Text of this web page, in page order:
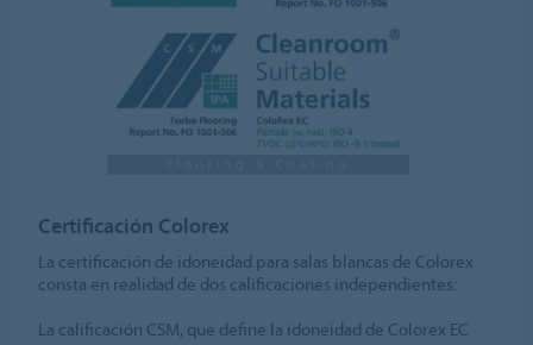
Certificación Colorex
La certificación de idoneidad para salas blancas de Colorex
consta en realidad de dos calificaciones independientes:
La calificación CSM, que define la idoneidad de Colorex EC